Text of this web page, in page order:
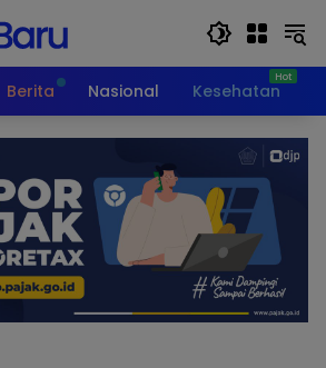
Berita Nasional Kesehatan